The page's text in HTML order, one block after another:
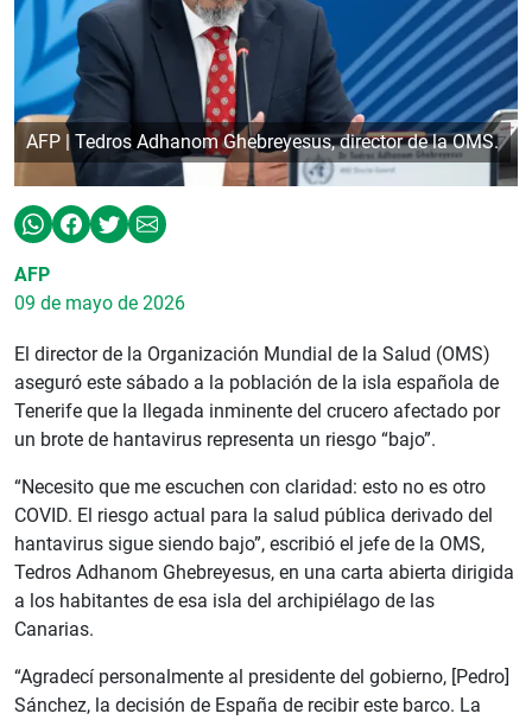
AFP | Tedros Adhanom Ghebreyesus, director de la OMS.
AFP
09 de mayo de 2026
El director de la Organización Mundial de la Salud (OMS)
aseguró este sábado a la población de la isla española de
Tenerife que la llegada inminente del crucero afectado por
un brote de hantavirus representa un riesgo “bajo”.
“Necesito que me escuchen con claridad: esto no es otro
COVID. El riesgo actual para la salud pública derivado del
hantavirus sigue siendo bajo”, escribió el jefe de la OMS,
Tedros Adhanom Ghebreyesus, en una carta abierta dirigida
a los habitantes de esa isla del archipiélago de las
Canarias.
“Agradecí personalmente al presidente del gobierno, [Pedro]
Sánchez, la decisión de España de recibir este barco. La